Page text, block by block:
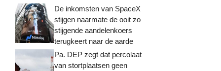
De inkomsten van SpaceX
stijgen naarmate de ooit zo
stijgende aandelenkoers
terugkeert naar de aarde
Pa. DEP zegt dat percolaat
van stortplaatsen geen